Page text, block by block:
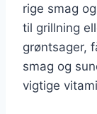
rige smag
til grillning
grøntsager,
smag og
vigtige